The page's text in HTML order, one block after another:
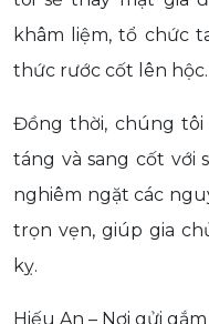
khâm liệm, tổ chức
thức rước cốt lên hộc.
Đồng thời, chúng tôi
táng và sang cốt với
nghiêm ngặt các
trọn vẹn, giúp gia
kỵ.
Hiếu An – Nơi gửi